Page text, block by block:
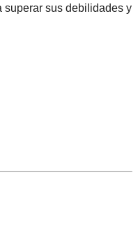
superar sus debilidades y